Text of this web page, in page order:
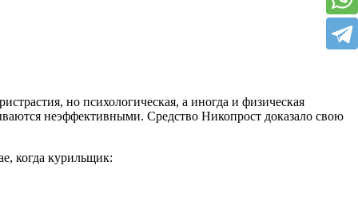
но психологическая, а иногда и физическая
неэффективными. Средство Никопрост доказало свою
когда курильщик: